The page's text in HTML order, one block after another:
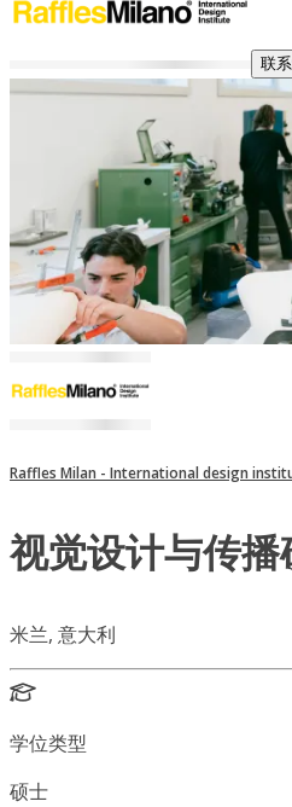
联
Raffles Milan - International design
视觉设计与传
米兰, 意大利
学位类型
硕士